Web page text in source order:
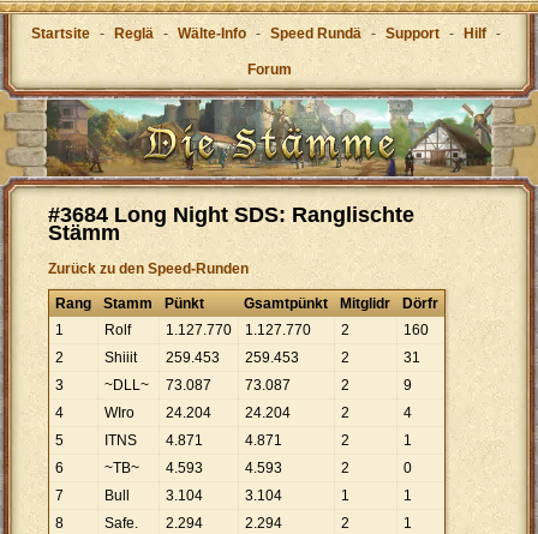
Startsite - Reglä - Wälte-Info - Speed Rundä - Support - Hilf -
Forum
#3684 Long Night SDS: Ranglischte
Stämm
Zurück zu den Speed-Runden
Rang Stamm Pünkt Gsamtpünkt Mitglidr
Dörfr
1
Rolf 1.127.770 1.127.770 2
160
2
Shiiit 259.453 259.453 2
31
3
~DLL~ 73.087 73.087 2
9
4
WIro 24.204 24.204 2
4
5
ITNS 4.871 4.871 2
1
6
~TB~ 4.593 4.593 2
0
7
Bull 3.104 3.104 1
1
8
Safe. 2.294 2.294 2
1